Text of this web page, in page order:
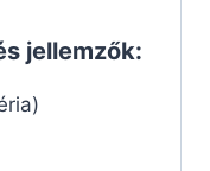
jellemzők: